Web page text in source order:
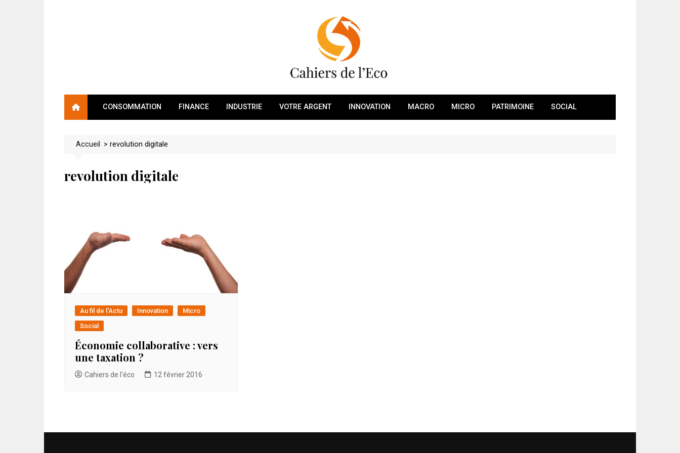
CONSOMMATION FINANCE INDUSTRIE VOTRE ARGENT INNOVATION MACRO MICRO PATRIMOINE SOCIAL
Accueil >revolution digitale
revolution digitale
Au fil de l'Actu Innovation
Micro
Social
Économie collaborative : vers
une taxation ?
Cahiers de l'éco 12 février 2016